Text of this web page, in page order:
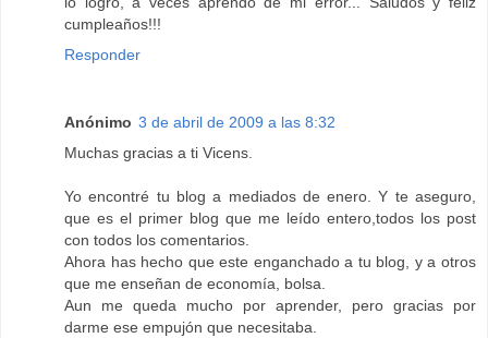
cumpleaños!!!
Responder
Anónimo 3 de abril de 2009 a las 8:32
Muchas gracias a ti Vicens.
Yo encontré tu blog a mediados de enero. Y te aseguro,
que es el primer blog que me leído entero,todos los post
con todos los comentarios.
Ahora has hecho que este enganchado a tu blog, y a otros
que me enseñan de economía, bolsa.
Aun me queda mucho por aprender, pero gracias por
darme ese empujón que necesitaba.